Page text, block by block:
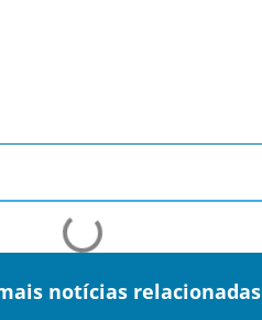
notícias relacionadas